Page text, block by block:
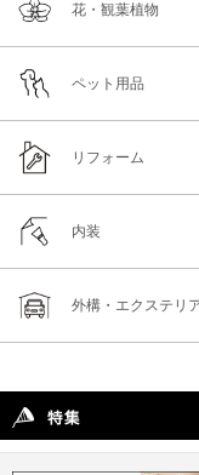
花・観葉植物
ペット用品
リフォーム
外構・エクステリ
内装